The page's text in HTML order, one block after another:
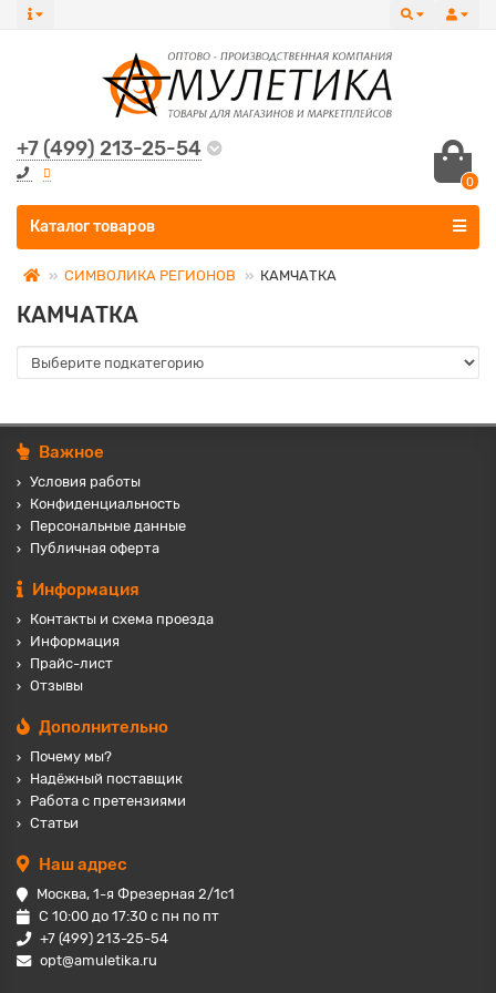
+7 (499) 213-25-54
0
Все категории
Каталог товаров
СИМВОЛИКА РЕГИОНОВ КАМЧАТКА
КАМЧАТКА
Важное
Условия работы
Конфиденциальность
Персональные данные
Публичная оферта
Информация
Контакты и схема проезда
Информация
Прайс-лист
Отзывы
Дополнительно
Почему мы?
Надёжный поставщик
Работа с претензиями
Статьи
Наш адрес
Москва, 1-я Фрезерная 2/1с1
С 10:00 до 17:30 с пн по пт
+7 (499) 213-25-54
opt@amuletika.ru